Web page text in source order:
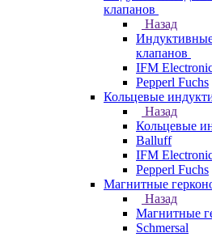
клапанов
Назад
клапанов
IFM
Pepperl Fuchs
Кольцевые
Назад
Кольцевые
Balluff
IFM
Pepperl Fuchs
Магнитные
Назад
Магнитные
Schmersal